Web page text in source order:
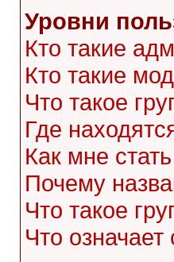
Уровни
Кто такие
Кто такие
Что такое
Где
Как мне
Почему
Что такое
Что